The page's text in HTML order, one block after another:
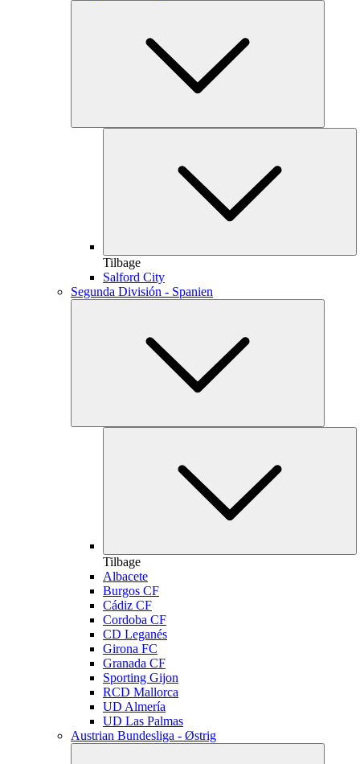
Tilbage
Salford City
Segunda División - Spanien
Tilbage
Albacete
Burgos CF
Cádiz CF
Cordoba CF
CD Leganés
Girona FC
Granada CF
Sporting Gijon
RCD Mallorca
UD Almería
UD Las Palmas
Austrian Bundesliga - Østrig